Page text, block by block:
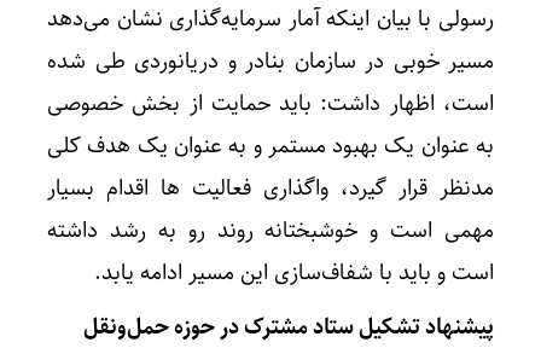
رسولی با بیان اینکه آمار سرمایه‌گذاری نشان می‌دهد
مسیر خوبی در سازمان بنادر و دریانوردی طی شده
است، اظهار داشت: باید حمایت از بخش خصوصی
به عنوان یک بهبود مستمر و به عنوان یک هدف کلی
مدنظر قرار گیرد، واگذاری فعالیت ها اقدام بسیار
مهمی است و خوشبختانه روند رو به رشد داشته
است و باید با شفاف‌سازی این مسیر ادامه یابد.
پیشنهاد تشکیل ستاد مشترک در حوزه حمل‌و‌نقل